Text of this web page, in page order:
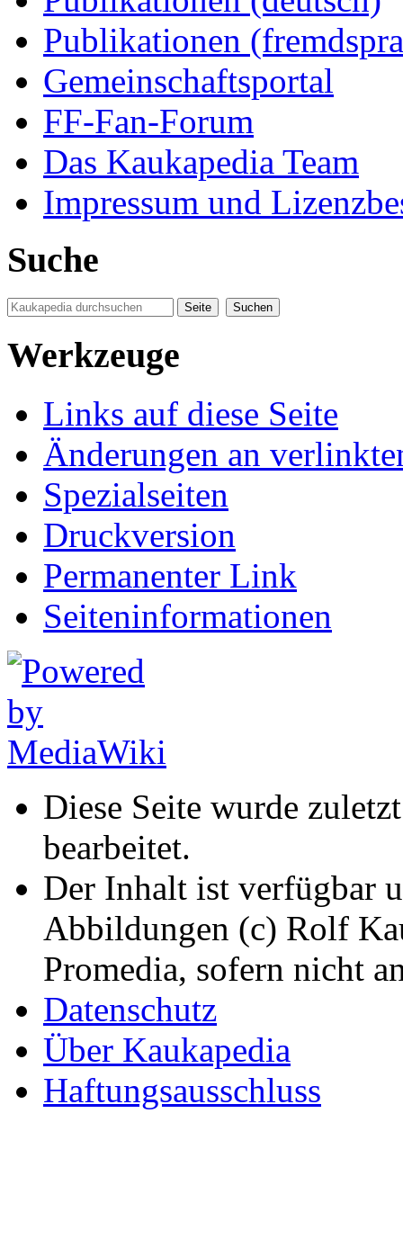
Publikationen
Gemeinschaftsportal
FF-Fan-Forum
Das Kaukapedia Team
Impressum und
Suche
Werkzeuge
Links auf diese Seite
Änderungen an
Spezialseiten
Druckversion
Permanenter Link
Seiten­informationen
Diese Seite wurde
bearbeitet.
Der Inhalt ist verfügbar
Abbildungen (c) Rolf
Promedia, sofern nicht
Datenschutz
Über Kaukapedia
Haftungsausschluss